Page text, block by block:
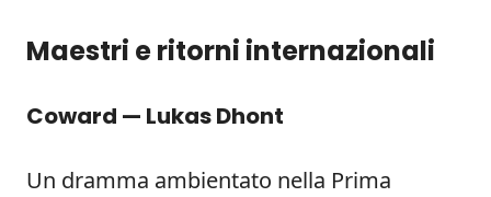
Maestri e ritorni internazionali
Coward — Lukas Dhont
Un dramma ambientato nella Prima